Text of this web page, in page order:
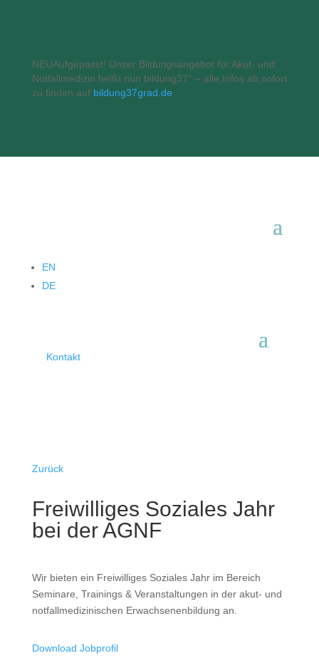
NEUAufgepasst! Unser Bildungsangebot für Akut- und
Notfallmedizin heißt nun bildung37° – alle Infos ab sofort
zu finden auf bildung37grad.de
EN
DE
Kontakt
Zurück
Freiwilliges Soziales Jahr
bei der AGNF
Wir bieten ein Freiwilliges Soziales Jahr im Bereich
Seminare, Trainings & Veranstaltungen in der akut- und
notfallmedizinischen Erwachsenenbildung an.
Download Jobprofil